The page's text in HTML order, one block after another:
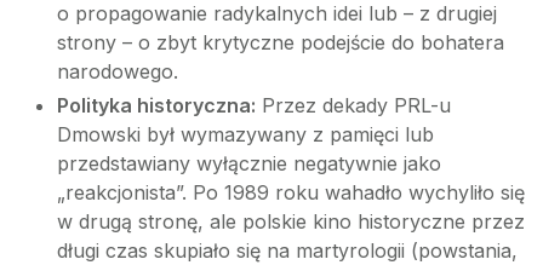
o propagowanie radykalnych idei lub – z drugiej
strony – o zbyt krytyczne podejście do bohatera
narodowego.
Polityka historyczna: Przez dekady PRL-u
Dmowski był wymazywany z pamięci lub
przedstawiany wyłącznie negatywnie jako
„reakcjonista”. Po 1989 roku wahadło wychyliło się
w drugą stronę, ale polskie kino historyczne przez
długi czas skupiało się na martyrologii (powstania,